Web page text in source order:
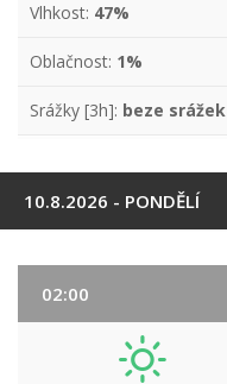
Vlhkost: 47%
Oblačnost: 1%
Srážky [3h]: beze srážek
10.8.2026 - PONDĚLÍ
02:00